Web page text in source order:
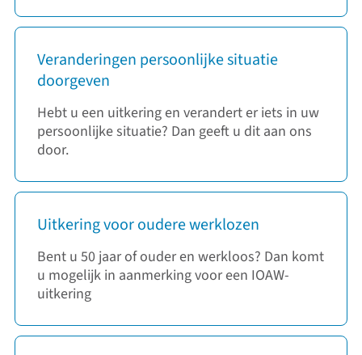
Veranderingen persoonlijke situatie
doorgeven
Hebt u een uitkering en verandert er iets in uw
persoonlijke situatie? Dan geeft u dit aan ons
door.
Uitkering voor oudere werklozen
Bent u 50 jaar of ouder en werkloos? Dan komt
u mogelijk in aanmerking voor een IOAW-
uitkering